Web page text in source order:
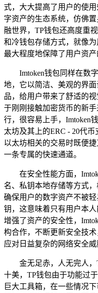
式，大大提高了用户的使
字资产的生态系统，仿佛
融世界，TP钱包还高度重
和冷钱包存储方式，就像
最大程度地保障了用户资产
Imtoken钱包同样在数
地，它以简洁、美观的界
品，给用户带来了舒适的
于刚刚接触加密货币的新
行，很容易上手，Imtoken
太坊及其上的ERC - 20代
以太坊相关的交易时既便
一条专属的快速通道。
在安全性能方面，
名、私钥本地存储等方式
确保用户的数字资产不被
钥，这意味着只有用户本
增强了资产的安全性，
构合作，不断更新安全技
应对日益复杂的网络安全威
金无足赤，人无完人
十美，TP钱包由于功能过
巨大工具箱，在一些情况